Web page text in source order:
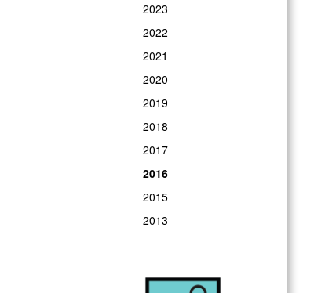
2023
2022
2021
2020
2019
2018
2017
2016
2015
2013